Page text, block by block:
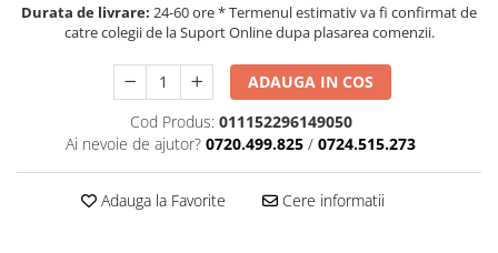
Durata de livrare: 24-60 ore * Termenul estimativ va fi confirmat de
catre colegii de la Suport Online dupa plasarea comenzii.
ADAUGA IN COS
Cod Produs: 011152296149050
Ai nevoie de ajutor? 0720.499.825 / 0724.515.273
Adauga la Favorite Cere informatii